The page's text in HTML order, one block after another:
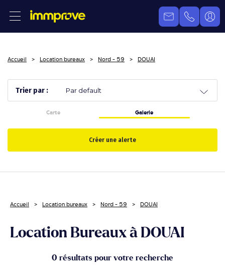
Accueil Location bureaux Nord - 59 DOUAI
Trier par :
Carte Galerie
Créer une alerte
Accueil Location bureaux Nord - 59 DOUAI
Location Bureaux à DOUAI
0 résultats pour votre recherche